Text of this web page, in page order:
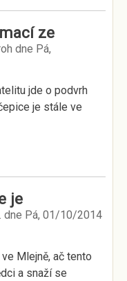
ze
dne Pá,
jde o podvrh
je stále ve
je
dne Pá, 01/10/2014
Mlejně, ač tento
a snaží se